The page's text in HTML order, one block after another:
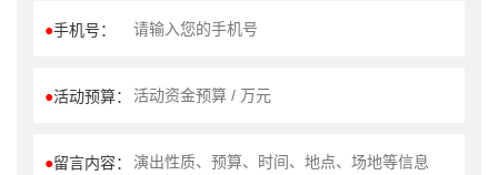
●手机号：
●活动预算：
●留言内容：